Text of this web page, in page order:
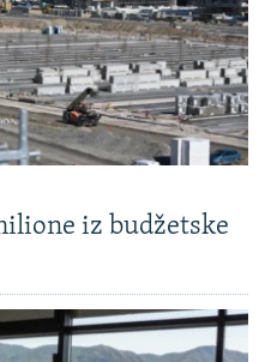
iz budžetske